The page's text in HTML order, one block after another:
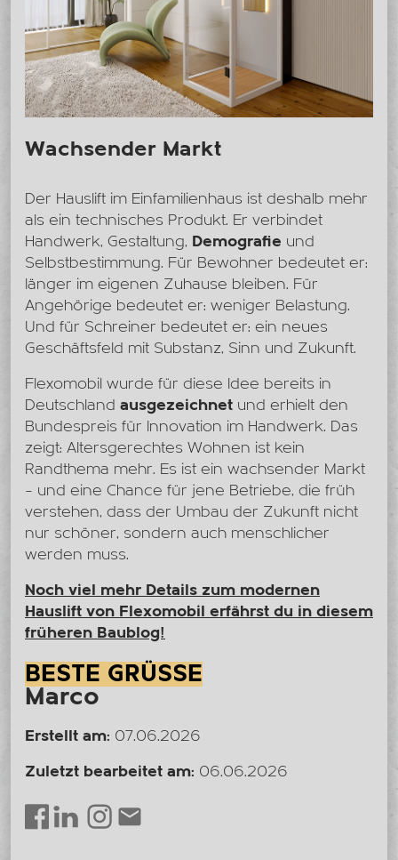
Wachsender Markt
Der Hauslift im Einfamilienhaus ist deshalb mehr
als ein technisches Produkt. Er verbindet
Handwerk, Gestaltung, Demografie und
Selbstbestimmung. Für Bewohner bedeutet er:
länger im eigenen Zuhause bleiben. Für
Angehörige bedeutet er: weniger Belastung.
Und für Schreiner bedeutet er: ein neues
Geschäftsfeld mit Substanz, Sinn und Zukunft.
Flexomobil wurde für diese Idee bereits in
Deutschland ausgezeichnet und erhielt den
Bundespreis für Innovation im Handwerk. Das
zeigt: Altersgerechtes Wohnen ist kein
Randthema mehr. Es ist ein wachsender Markt
– und eine Chance für jene Betriebe, die früh
verstehen, dass der Umbau der Zukunft nicht
nur schöner, sondern auch menschlicher
werden muss.
Noch viel mehr Details zum modernen
Hauslift von Flexomobil erfährst du in diesem
früheren Baublog!
BESTE GRÜSSE
Marco
Erstellt am: 07.06.2026
Zuletzt bearbeitet am: 06.06.2026
Facebook
LinkedInInstagramEnvelope